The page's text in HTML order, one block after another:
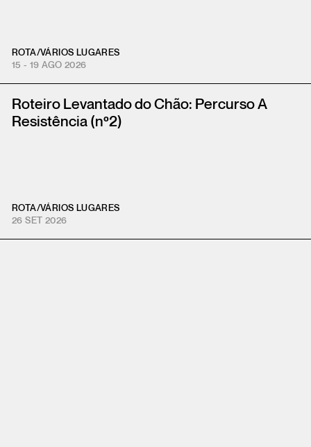
ROTA/VÁRIOS LUGARES
15 - 19 AGO 2026
Roteiro Levantado do Chão: Percurso A
Resistência (nº2)
ROTA/VÁRIOS LUGARES
26 SET 2026